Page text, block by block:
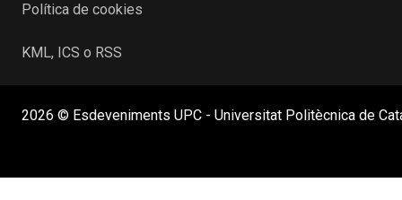
Política de cookies
KML, ICS o RSS
2026 © Esdeveniments UPC - Universitat Politècnica de